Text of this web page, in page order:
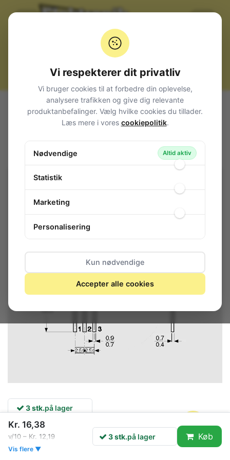
Alle produkter Komponenter Triac
< 16A
Triac 16A 800V 35mA TO220AB
118-318 / BTB16-800CWRG
3 stk.på lager
Gruppe: V9537
ST MICROELECTRONICS (STM) Triacs up to 40A
Kr. 16,38
v/10 – Kr. 12,19
Vis flere ▼
3 stk.på lager Køb
Vi respekterer dit privatliv
Vi bruger cookies til at forbedre din oplevelse,
analysere trafikken og give dig relevante
produktanbefalinger. Vælg hvilke cookies du tillader.
Læs mere i vores cookiepolitik.
Nødvendige Altid aktiv
Statistik
Marketing
Personalisering
Kun nødvendige
Accepter alle cookies